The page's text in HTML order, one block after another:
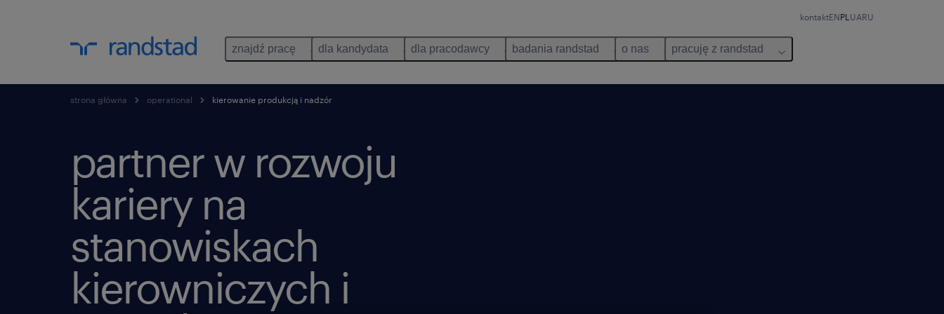
kontaktENPL UARU
znajdź pracę dla kandydata dla pracodawcy badania randstad o nas pracuję z randstad
strona główna operational kierowanie produkcją i nadzór
partner w rozwoju
kariery na
stanowiskach
kierowniczych i